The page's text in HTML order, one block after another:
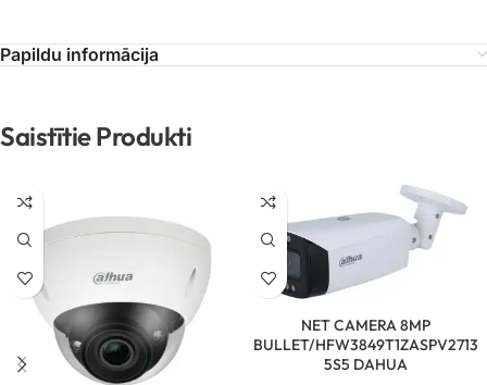
Papildu informācija
Saistītie Produkti
NET CAMERA 8MP
BULLET/HFW3849T1ZASPV2713
5S5 DAHUA